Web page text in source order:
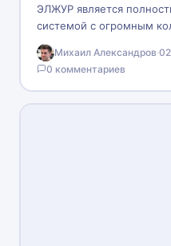
ЭЛЖУР является
системой с огромным
помогает упростить
участникам нужную для
множество…
Михаил Александров·
0 комментариев